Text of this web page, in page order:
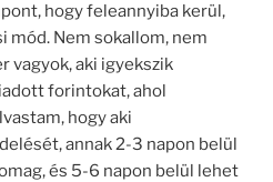
hogy feleannyiba kerül,
mód. Nem sokallom, nem
vagyok, aki igyekszik
forintokat, ahol
hogy aki
annak 2-3 napon belül
és 5-6 napon belül lehet